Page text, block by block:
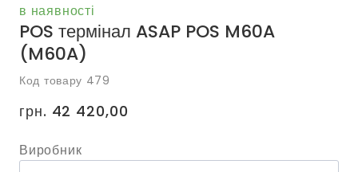
в наявності
POS термінал ASAP POS M60A
(M60A)
Код товару 479
грн. 42 420,00
Виробник